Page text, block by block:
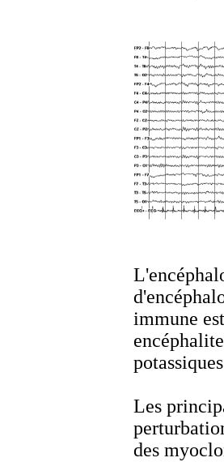
immune
Les
des